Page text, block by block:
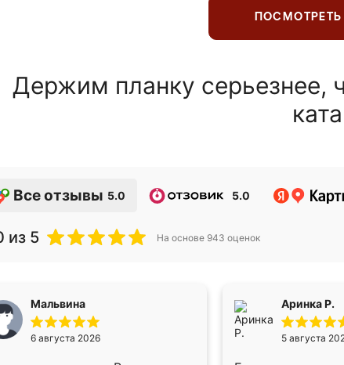
Держим планку серьезнее,
Все отзывы 5.0 5.0
из 5 На основе 943 оценок
Мальвина
6 августа 2026
Аринка Р.
5 августа